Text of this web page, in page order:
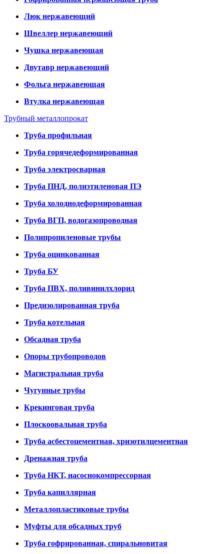
Люк нержавеющий
Швеллер нержавеющий
Чушка нержавеющая
Двутавр нержавеющий
Фольга нержавеющая
Втулка нержавеющая
Трубный металлопрокат
Труба профильная
Труба горячедеформированная
Труба электросварная
Труба ПНД, полиэтиленовая ПЭ
Труба холоднодеформированная
Труба ВГП, водогазопроводная
Полипропиленовые трубы
Труба оцинкованная
Труба БУ
Труба ПВХ, поливинилхлорид
Предизолированная труба
Труба котельная
Обсадная труба
Опоры трубопроводов
Магистральная труба
Чугунные трубы
Крекинговая труба
Плоскоовальная труба
Труба асбестоцементная, хризотилцементная
Дренажная труба
Труба НКТ, насоснокомпрессорная
Труба капиллярная
Металлопластиковые трубы
Муфты для обсадных труб
Труба гофрированная, спиральновитая